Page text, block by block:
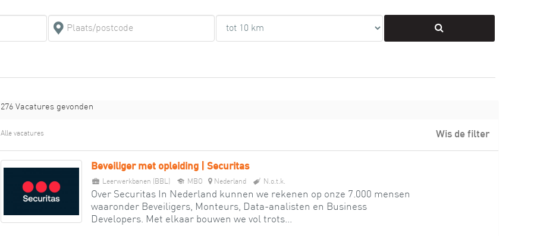
276 Vacatures gevonden
Alle vacatures Wis de filter
Beveiliger met opleiding | Securitas
Leerwerkbanen (BBL) MBO Nederland N.o.t.k.
Over Securitas In Nederland kunnen we rekenen op onze 7.000 mensen
waaronder Beveiligers, Monteurs, Data-analisten en Business
Developers. Met elkaar bouwen we vol trots...